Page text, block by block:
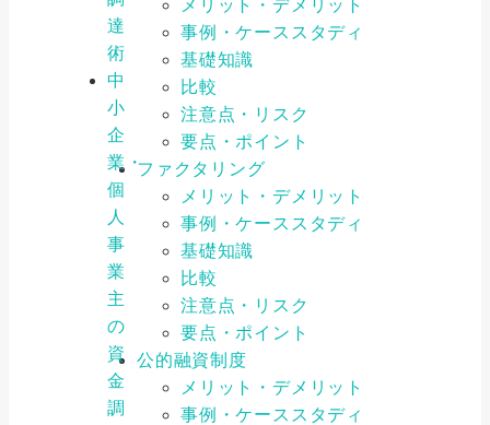
達
術
中
小
企
業・
個
人
事
業
主
の
資
金
調
メリット・デメリット
事例・ケーススタディ
基礎知識
比較
注意点・リスク
要点・ポイント
ファクタリング
メリット・デメリット
事例・ケーススタディ
基礎知識
比較
注意点・リスク
要点・ポイント
公的融資制度
メリット・デメリット
事例・ケーススタディ